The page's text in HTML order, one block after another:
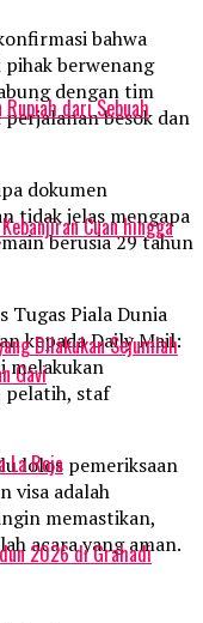
bahwa
pihak berwenang
dengan tim
besok dan
dokumen
tidak jelas mengapa
berusia 29 tahun
Tugas Piala Dunia
kepada Daily Mail:
melakukan
pelatih, staf
lolos pemeriksaan
visa adalah
memastikan,
acara yang aman.
dari Sebuah
Cuan hingga
Dilakukan Sejumlah
Gavi
La Roja
2026 di Grahadi